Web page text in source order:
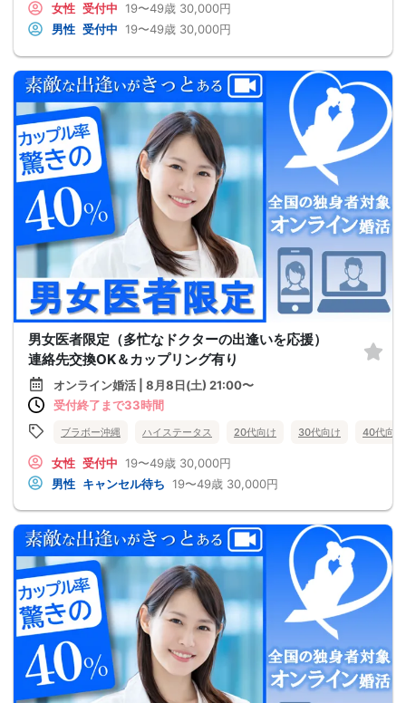
女性 受付中 19〜49歳 30,000円
男性 受付中 19〜49歳 30,000円
男女医者限定（多忙なドクターの出逢いを応援）
連絡先交換OK＆カップリング有り
オンライン婚活 | 8月8日(土) 21:00〜
受付終了まで33時間
ブラボー沖縄 ハイステータス 20代向け 30代向け 40代向け
女性 受付中 19〜49歳 30,000円
男性 キャンセル待ち 19〜49歳 30,000円